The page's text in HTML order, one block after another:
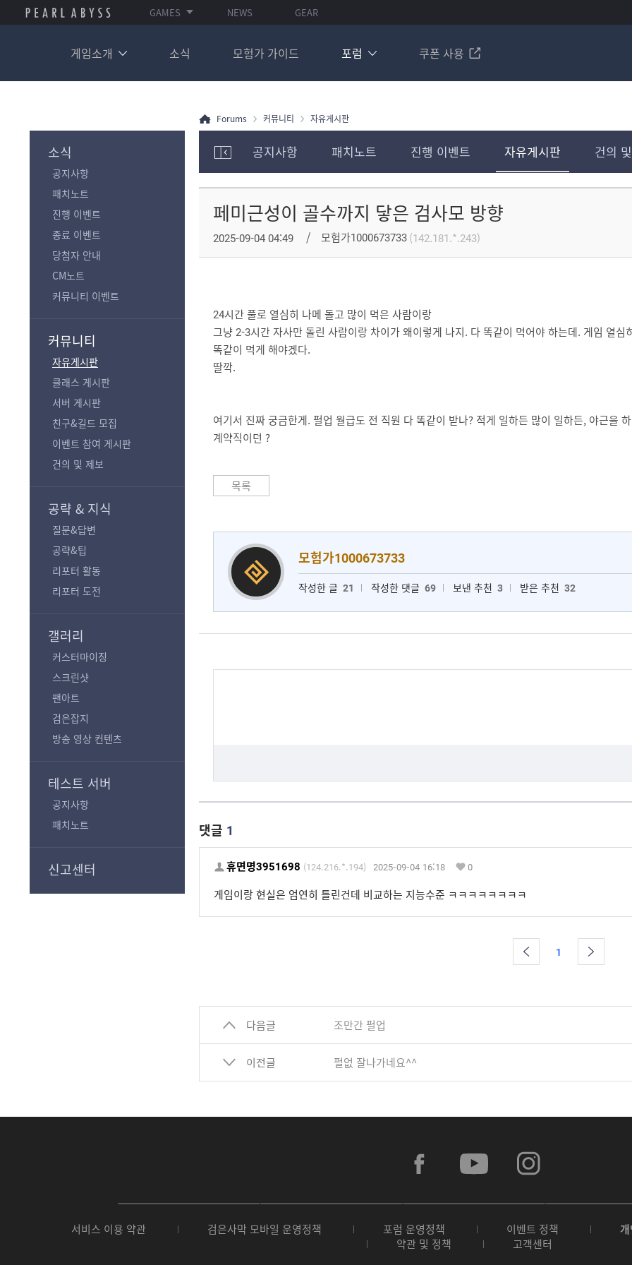
GAMES NEWS GEAR
게임소개 소식 모험가 가이드 포럼 쿠폰 사용
소식
공지사항
패치노트
진행 이벤트
종료 이벤트
당첨자 안내
CM노트
커뮤니티 이벤트
커뮤니티
자유게시판
클래스 게시판
서버 게시판
친구&길드 모집
이벤트 참여 게시판
건의 및 제보
공략 & 지식
질문&답변
공략&팁
리포터 활동
리포터 도전
갤러리
커스터마이징
스크린샷
팬아트
검은잡지
방송 영상 컨텐츠
테스트 서버
공지사항
패치노트
신고센터
모
험
가
포
럼
테
고
보
기
공지사항 패치노트 진행 이벤트 자유게시판 건의
Forums 커뮤니티 자유게시판
페미근성이 골수까지 닿은 검사모 방향
2025-09-04 04:49 모험가1000673733(142.181.*.243)
24시간 풀로 열심히 나메 돌고 많이 먹은 사람이랑
그냥 2-3시간 자사만 돌린 사람이랑 차이가 왜이렇게 나지. 다 똑같이 먹어야 하는데. 게임 열
똑같이 먹게 해야겠다.
딸깍.
여기서 진짜 궁금한게. 펄업 월급도 전 직원 다 똑같이 받나? 적게 일하든 많이 일하든, 야근을
계약직이던 ?
목록
모험가1000673733
작성한 글 21 작성한 댓글 69 보낸 추천 3 받은 추천 32
댓글 1
휴면명3951698 (124.216.*.194) 2025-09-04 16:18 0
게임이랑 현실은 엄연히 틀린건데 비교하는 지능수준 ㅋㅋㅋㅋㅋㅋㅋㅋ
1
다음글 조만간 펄업
이전글 펄없 잘나가네요^^
a
c
b
o
k
o
u
u
e
n
s
a
r
a
o
o
a
서비스 이용 약관 검은사막 모바일 운영정책 포럼 운영정책 이벤트 정책
약관 및 정책
고객센터